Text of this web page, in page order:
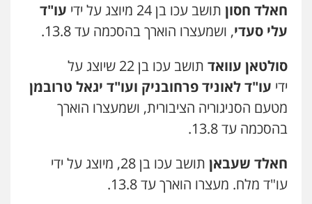
חאלד חסון תושב עכו בן 24 מיוצג על ידי
עו"ד
עלי סעדי, ושמעצרו הוארך בהסכמה עד 13.8.
סולטאן עוואד
תושב עכו בן 22 שיוצג על
ידי עו"ד לאוניד פרחובניק ועו"ד יגאל טרובמן
מטעם הסניגוריה הציבורית, ושמעצרו הוארך
בהסכמה עד 13.8.
חאלד שעבאן
תושב עכו בן 28, מיוצג על ידי
עו"ד מלח. מעצרו הוארך עד 13.8.
ניר קידר – צלם
דין
0504578527